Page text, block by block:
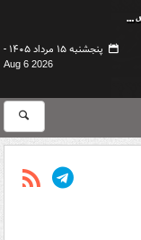
پنجشنبه ۱۵ مرداد ۱۴۰۵ -
Aug 6 2026